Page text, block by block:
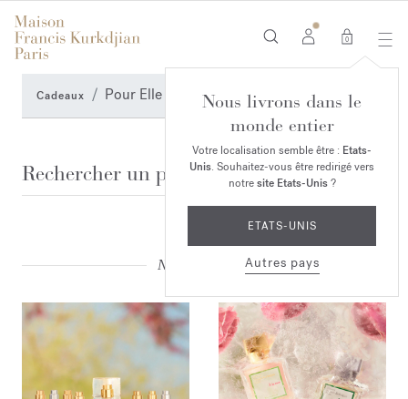
0
Nous livrons dans le
monde entier
Votre localisation semble être : Etats-
Unis. Souhaitez-vous être redirigé vers
notresite Etats-Unis?
ETATS-UNIS
Autres pays
Cadeaux Pour Elle
Nos suggestions